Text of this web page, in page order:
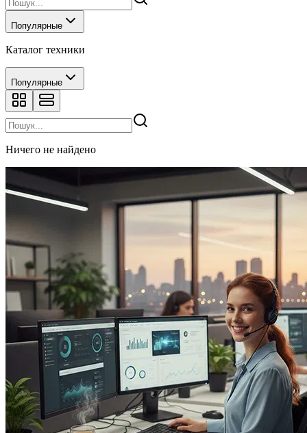
Популярные
Каталог техники
Популярные
Ничего не найдено